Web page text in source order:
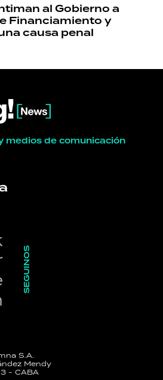
al Gobierno a
Financiamiento y
causa penal
medios de comunicación
SEGUINOS
S.A.
Mendy
- CABA